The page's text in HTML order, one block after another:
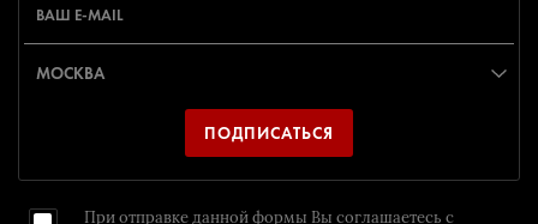
ПОДПИСАТЬСЯ
При отправке данной формы Вы соглашаетесь с